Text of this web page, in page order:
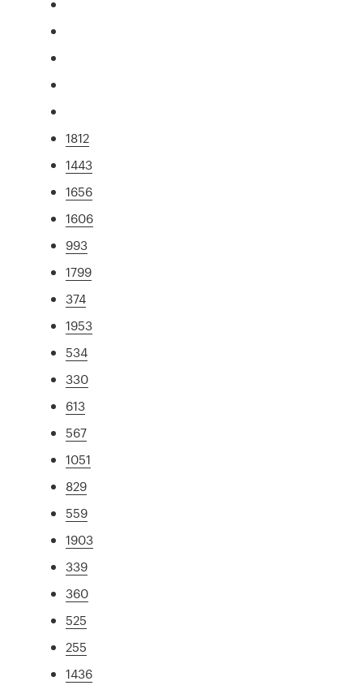
1812
1443
1656
1606
993
1799
374
1953
534
330
613
567
1051
829
559
1903
339
360
525
255
1436